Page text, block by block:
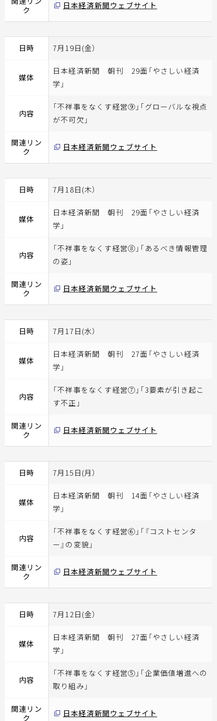
ク
日本経済新聞ウェブサイト
日時 7月19日(金）
媒体
日本経済新聞 朝刊 29面「やさしい経済
学」
内容
「不祥事をなくす経営⑨」「グローバルな視点
が不可欠」
関連リン
ク
日本経済新聞ウェブサイト
日時 7月18日(木）
媒体
日本経済新聞 朝刊 29面「やさしい経済
学」
内容
「不祥事をなくす経営⑧」「あるべき情報管理
の姿」
関連リン
ク
日本経済新聞ウェブサイト
日時 7月17日(水）
媒体
日本経済新聞 朝刊 27面「やさしい経済
学」
内容
「不祥事をなくす経営⑦」「3要素が引き起こ
す不正」
関連リン
ク
日本経済新聞ウェブサイト
日時 7月15日(月）
媒体
日本経済新聞 朝刊 14面「やさしい経済
学」
内容
「不祥事をなくす経営⑥」「『コストセンタ
ー』の変貌」
関連リン
ク
日本経済新聞ウェブサイト
日時 7月12日(金）
媒体
日本経済新聞 朝刊 27面「やさしい経済
学」
内容
「不祥事をなくす経営⑤」「企業価値増進への
取り組み」
関連リン
ク
日本経済新聞ウェブサイト